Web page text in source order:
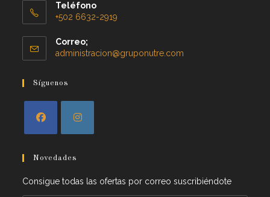
Teléfono
+502 6632-2919
Correo;
administracion@gruponutre.com
Síguenos
Novedades
Consigue todas las ofertas por correo suscribiéndote